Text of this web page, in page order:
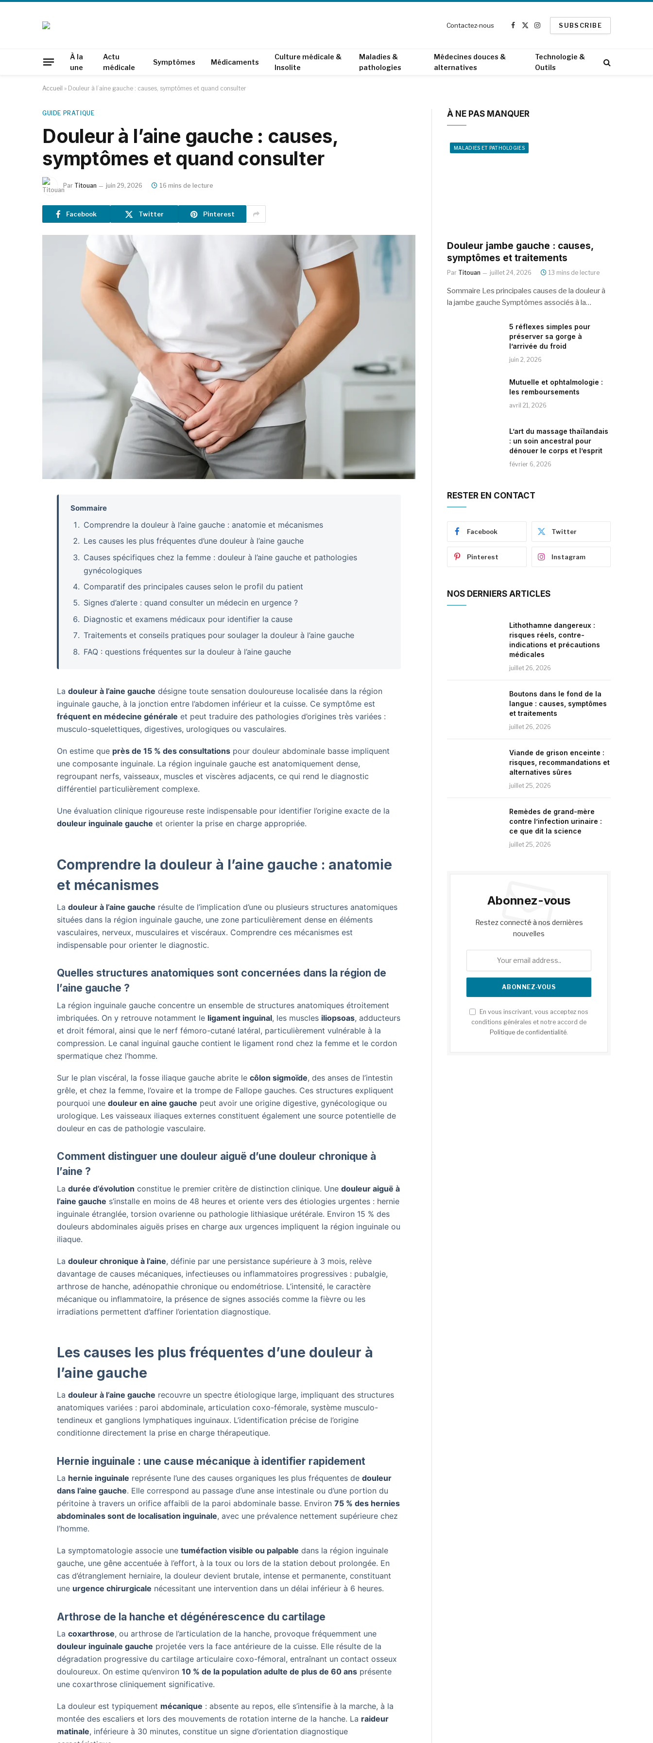
Contactez-nous
Facebook
X
Instagram
SUBSCRIBE
À la
une
Actu
médicale
Symptômes Médicaments
Culture médicale &
Insolite
Maladies &
pathologies
Médecines douces &
alternatives
Technologie &
Outils
Accueil » Douleur à l’aine gauche : causes, symptômes et quand consulter
GUIDE PRATIQUE
Douleur à l’aine gauche : causes,
symptômes et quand consulter
Par Titouan juin 29, 2026 16 mins de lecture
Facebook Twitter Pinterest
Sommaire
Comprendre la douleur à l’aine gauche : anatomie et mécanismes
Les causes les plus fréquentes d’une douleur à l’aine gauche
Causes spécifiques chez la femme : douleur à l’aine gauche et pathologies
gynécologiques
Comparatif des principales causes selon le profil du patient
Signes d’alerte : quand consulter un médecin en urgence ?
Diagnostic et examens médicaux pour identifier la cause
Traitements et conseils pratiques pour soulager la douleur à l’aine gauche
FAQ : questions fréquentes sur la douleur à l’aine gauche
Ladouleur à l’aine gauche désigne toute sensation douloureuse localisée dans la région
inguinale gauche, à la jonction entre l’abdomen inférieur et la cuisse. Ce symptôme est
fréquent en médecine générale et peut traduire des pathologies d’origines très variées :
musculo-squelettiques, digestives, urologiques ou vasculaires.
On estime que près de 15 % des consultations pour douleur abdominale basse impliquent
une composante inguinale. La région inguinale gauche est anatomiquement dense,
regroupant nerfs, vaisseaux, muscles et viscères adjacents, ce qui rend le diagnostic
différentiel particulièrement complexe.
Une évaluation clinique rigoureuse reste indispensable pour identifier l’origine exacte de la
douleur inguinale gauche et orienter la prise en charge appropriée.
Comprendre la douleur à l’aine gauche : anatomie
et mécanismes
Ladouleur à l’aine gauche résulte de l’implication d’une ou plusieurs structures anatomiques
situées dans la région inguinale gauche, une zone particulièrement dense en éléments
vasculaires, nerveux, musculaires et viscéraux. Comprendre ces mécanismes est
indispensable pour orienter le diagnostic.
Quelles structures anatomiques sont concernées dans la région de
l’aine gauche ?
La région inguinale gauche concentre un ensemble de structures anatomiques étroitement
imbriquées. On y retrouve notamment le ligament inguinal, les muscles iliopsoas, adducteurs
et droit fémoral, ainsi que le nerf fémoro-cutané latéral, particulièrement vulnérable à la
compression. Le canal inguinal gauche contient le ligament rond chez la femme et le cordon
spermatique chez l’homme.
Sur le plan viscéral, la fosse iliaque gauche abrite lecôlon sigmoïde, des anses de l’intestin
grêle, et chez la femme, l’ovaire et la trompe de Fallope gauches. Ces structures expliquent
pourquoi unedouleur en aine gauche peut avoir une origine digestive, gynécologique ou
urologique. Les vaisseaux iliaques externes constituent également une source potentielle de
douleur en cas de pathologie vasculaire.
Comment distinguer une douleur aiguë d’une douleur chronique à
l’aine ?
Ladurée d’évolution constitue le premier critère de distinction clinique. Unedouleur aiguë à
l’aine gauche s’installe en moins de 48 heures et oriente vers des étiologies urgentes : hernie
inguinale étranglée, torsion ovarienne ou pathologie lithiasique urétérale. Environ 15 % des
douleurs abdominales aiguës prises en charge aux urgences impliquent la région inguinale ou
iliaque.
Ladouleur chronique à l’aine, définie par une persistance supérieure à 3 mois, relève
davantage de causes mécaniques, infectieuses ou inflammatoires progressives : pubalgie,
arthrose de hanche, adénopathie chronique ou endométriose. L’intensité, le caractère
mécanique ou inflammatoire, la présence de signes associés comme la fièvre ou les
irradiations permettent d’affiner l’orientation diagnostique.
Les causes les plus fréquentes d’une douleur à
l’aine gauche
Ladouleur à l’aine gauche recouvre un spectre étiologique large, impliquant des structures
anatomiques variées : paroi abdominale, articulation coxo-fémorale, système musculo-
tendineux et ganglions lymphatiques inguinaux. L’identification précise de l’origine
conditionne directement la prise en charge thérapeutique.
Hernie inguinale : une cause mécanique à identifier rapidement
La hernie inguinale représente l’une des causes organiques les plus fréquentes dedouleur
dans l’aine gauche. Elle correspond au passage d’une anse intestinale ou d’une portion du
péritoine à travers un orifice affaibli de la paroi abdominale basse. Environ75 % des hernies
abdominales sont de localisation inguinale, avec une prévalence nettement supérieure chez
l’homme.
La symptomatologie associe unetuméfaction visible ou palpable dans la région inguinale
gauche, une gêne accentuée à l’effort, à la toux ou lors de la station debout prolongée. En
cas d’étranglement herniaire, la douleur devient brutale, intense et permanente, constituant
une urgence chirurgicale nécessitant une intervention dans un délai inférieur à 6 heures.
Arthrose de la hanche et dégénérescence du cartilage
Lacoxarthrose, ou arthrose de l’articulation de la hanche, provoque fréquemment une
douleur inguinale gauche projetée vers la face antérieure de la cuisse. Elle résulte de la
dégradation progressive du cartilage articulaire coxo-fémoral, entraînant un contact osseux
douloureux. On estime qu’environ10 % de la population adulte de plus de 60 ans présente
une coxarthrose cliniquement significative.
La douleur est typiquement mécanique : absente au repos, elle s’intensifie à la marche, à la
montée des escaliers et lors des mouvements de rotation interne de la hanche. La raideur
matinale, inférieure à 30 minutes, constitue un signe d’orientation diagnostique
À NE PAS MANQUER
MALADIES ET PATHOLOGIES
Douleur jambe gauche : causes,
symptômes et traitements
Par Titouan juillet 24, 2026 13 mins de lecture
Sommaire Les principales causes de la douleur à
la jambe gauche Symptômes associés à la…
5 réflexes simples pour
préserver sa gorge à
l’arrivée du froid
juin 2, 2026
Mutuelle et ophtalmologie :
les remboursements
avril 21, 2026
L’art du massage thaïlandais
: un soin ancestral pour
dénouer le corps et l’esprit
février 6, 2026
RESTER EN CONTACT
Facebook Twitter
Pinterest Instagram
NOS DERNIERS ARTICLES
Lithothamne dangereux :
risques réels, contre-
indications et précautions
médicales
juillet 26, 2026
Boutons dans le fond de la
langue : causes, symptômes
et traitements
juillet 26, 2026
Viande de grison enceinte :
risques, recommandations et
alternatives sûres
juillet 25, 2026
Remèdes de grand-mère
contre l’infection urinaire :
ce que dit la science
juillet 25, 2026
Abonnez-vous
Restez connecté à nos dernières
nouvelles
En vous inscrivant, vous acceptez nos
conditions générales et notre accord de
Politique de confidentialité